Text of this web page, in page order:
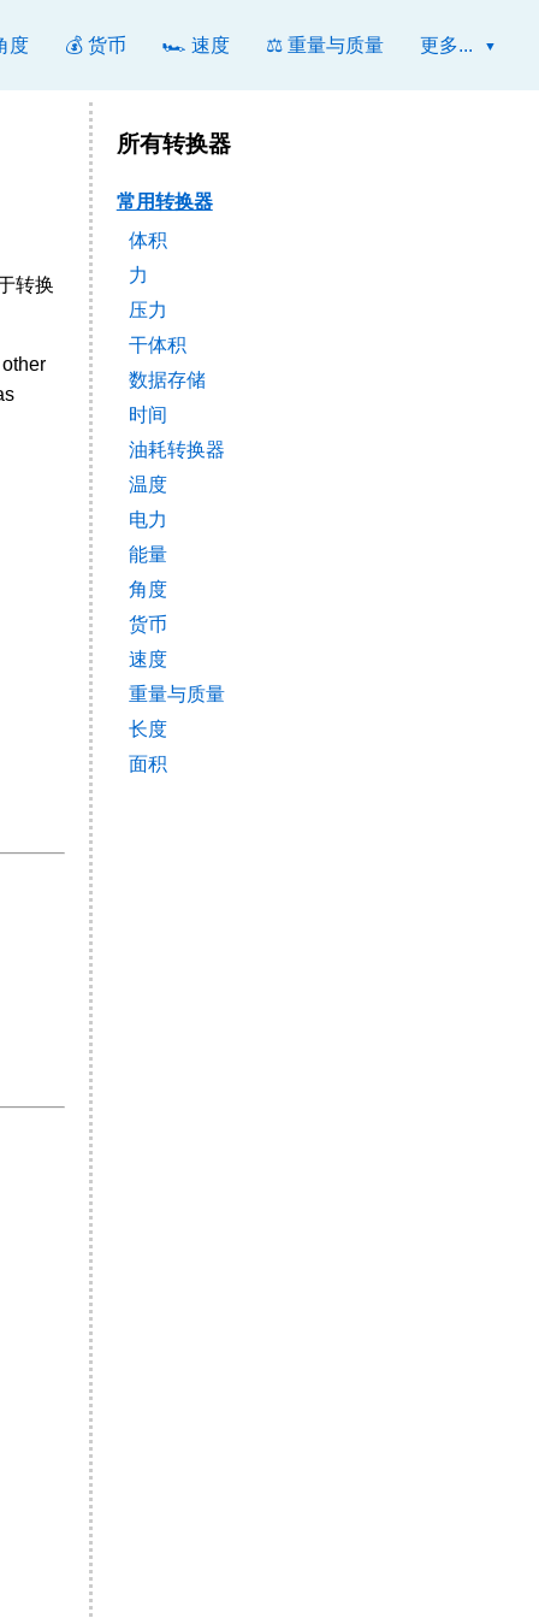
度 💰 货币 🏎️ 速度 ⚖️ 重量与质量 更多...
转换
所有转换器
常用转换器
体积
力
压力
干体积
数据存储
时间
油耗转换器
温度
电力
能量
角度
货币
速度
重量与质量
长度
面积